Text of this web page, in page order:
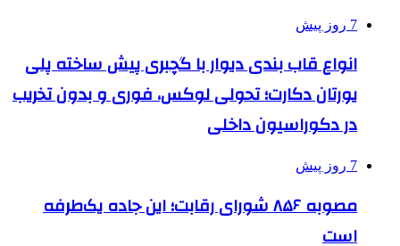
7 روز پیش
انواع قاب بندی دیوار با گچبری پیش ساخته پلی
یورتان دکارت؛ تحولی لوکس، فوری و بدون تخریب
در دکوراسیون داخلی
7 روز پیش
مصوبه ۸۵۶ شورای رقابت؛ این جاده یک‌طرفه
است